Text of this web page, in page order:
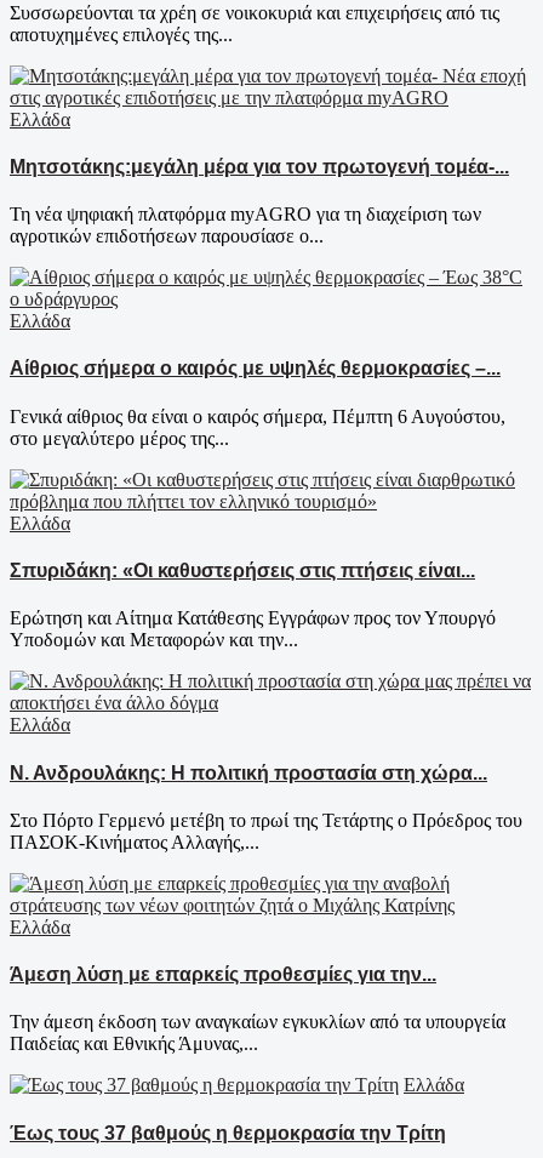
Συσσωρεύονται τα χρέη σε νοικοκυριά και επιχειρήσεις από τις
αποτυχημένες επιλογές της...
Ελλάδα
Μητσοτάκης:μεγάλη μέρα για τον πρωτογενή τομέα-...
Τη νέα ψηφιακή πλατφόρμα myAGRO για τη διαχείριση των
αγροτικών επιδοτήσεων παρουσίασε ο...
Ελλάδα
Αίθριος σήμερα ο καιρός με υψηλές θερμοκρασίες –...
Γενικά αίθριος θα είναι ο καιρός σήμερα, Πέμπτη 6 Αυγούστου,
στο μεγαλύτερο μέρος της...
Ελλάδα
Σπυριδάκη: «Οι καθυστερήσεις στις πτήσεις είναι...
Ερώτηση και Αίτημα Κατάθεσης Εγγράφων προς τον Υπουργό
Υποδομών και Μεταφορών και την...
Ελλάδα
Ν. Ανδρουλάκης: Η πολιτική προστασία στη χώρα...
Στο Πόρτο Γερμενό μετέβη το πρωί της Τετάρτης ο Πρόεδρος του
ΠΑΣΟΚ-Κινήματος Αλλαγής,...
Ελλάδα
Άμεση λύση με επαρκείς προθεσμίες για την...
Την άμεση έκδοση των αναγκαίων εγκυκλίων από τα υπουργεία
Παιδείας και Εθνικής Άμυνας,...
Ελλάδα
Έως τους 37 βαθμούς η θερμοκρασία την Τρίτη